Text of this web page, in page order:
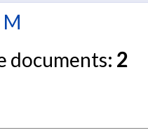
M
documents: 2